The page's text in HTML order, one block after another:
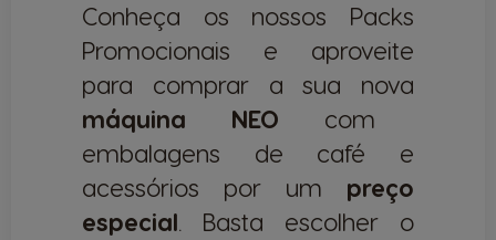
Conheça os nossos Packs
Promocionais e aproveite
para comprar a sua nova
máquina NEO com
embalagens de café e
acessórios por um preço
especial . Basta escolher o